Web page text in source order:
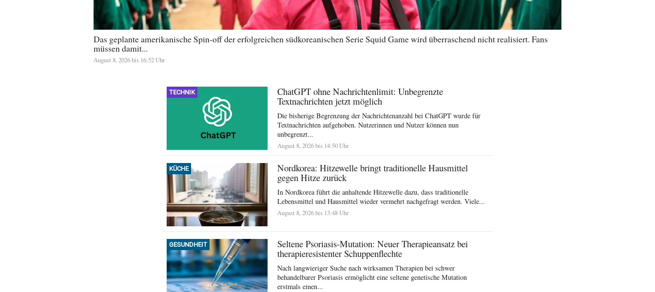
Das geplante amerikanische Spin-off der erfolgreichen südkoreanischen Serie Squid Game wird überraschend nicht realisiert. Fans
müssen damit...
August 8, 2026 bis 16:52 Uhr
TECHNIK
ChatGPT ohne Nachrichtenlimit: Unbegrenzte
Textnachrichten jetzt möglich
Die bisherige Begrenzung der Nachrichtenanzahl bei ChatGPT wurde für
Textnachrichten aufgehoben. Nutzerinnen und Nutzer können nun
unbegrenzt...
August 8, 2026 bis 14:50 Uhr
KÜCHE
Nordkorea: Hitzewelle bringt traditionelle Hausmittel
gegen Hitze zurück
In Nordkorea führt die anhaltende Hitzewelle dazu, dass traditionelle
Lebensmittel und Hausmittel wieder vermehrt nachgefragt werden. Viele...
August 8, 2026 bis 13:48 Uhr
GESUNDHEIT
Seltene Psoriasis-Mutation: Neuer Therapieansatz bei
therapieresistenter Schuppenflechte
Nach langwieriger Suche nach wirksamen Therapien bei schwer
behandelbarer Psoriasis ermöglicht eine seltene genetische Mutation
erstmals einen...